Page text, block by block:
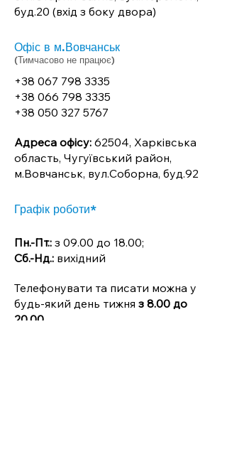
буд.20 (вхід з боку двора)
Офіс в м.Вовчанськ
(Тимчасово не працює)
+38 067 798 3335
+38 066 798 3335
+38 050 327 5767
Адреса офісу: 62504, Харківська
область, Чугуївський район,
м.Вовчанськ, вул.Соборна, буд.92
Графік роботи*
Пн.-Пт.: з 09.00 до 18.00;
Сб.-Нд.: вихідний
Телефонувати та писати можна у
будь-який день тижня з 8.00 до
20.00